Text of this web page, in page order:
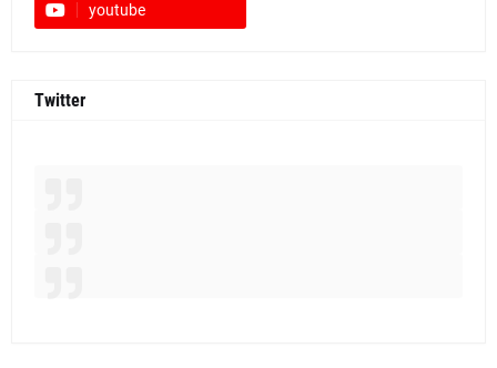
youtube
Twitter